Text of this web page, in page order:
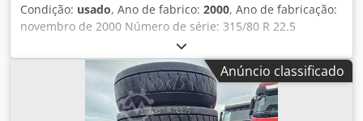
Condição: usado, Ano de fabrico: 2000, Ano de fabricação:
novembro de 2000 Número de série: 315/80 R 22.5
Dedpfjxwlazsx Ag Rjkr PNEUS DE CAMINHÃO USADOS. EM
RODA DE 10 FUROS.
Anúncio classificado